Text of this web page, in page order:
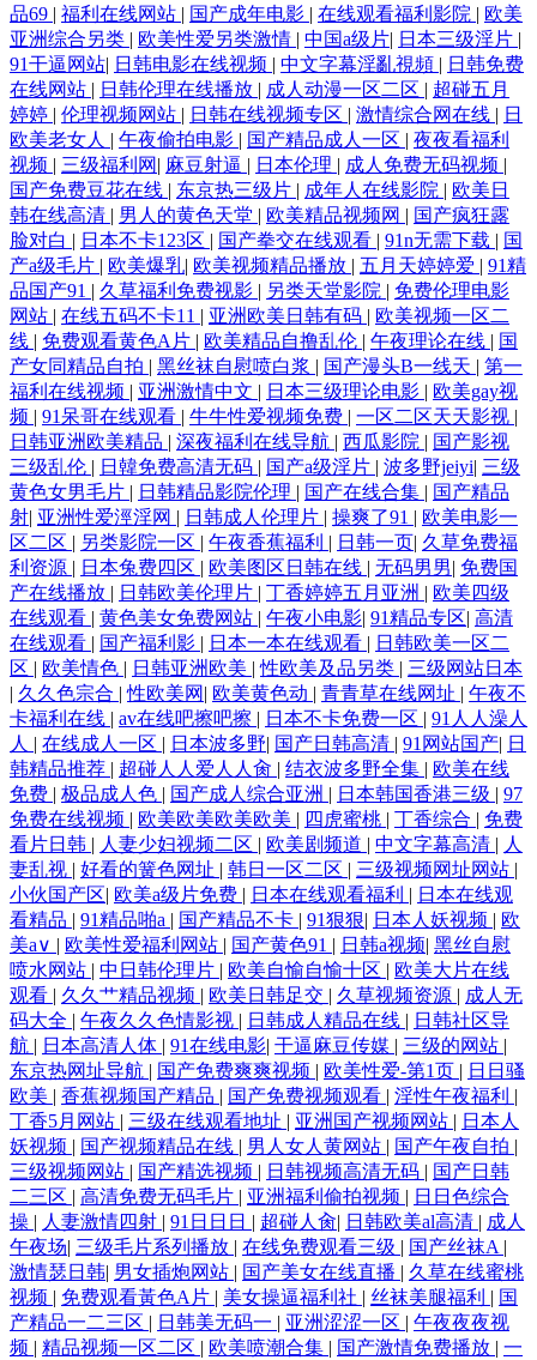
品69 | 福利在线网站 | 国产成年电影 | 在线观看福利影院 | 欧美
亚洲综合另类 | 欧美性爱另类激情 | 中国a级片| 日本三级淫片 |
91干逼网站| 日韩电影在线视频 | 中文字幕淫亂視頻 | 日韩免费
在线网站 | 日韩伦理在线播放 | 成人动漫一区二区 | 超碰五月
婷婷 | 伦理视频网站 | 日韩在线视频专区 | 激情综合网在线 | 日
欧美老女人 | 午夜偷拍电影 | 国产精品成人一区 | 夜夜看福利
视频 | 三级福利网 | 麻豆射逼 | 日本伦理 | 成人免费无码视频 |
国产免费豆花在线 | 东京热三级片 | 成年人在线影院 | 欧美日
韩在线高清 | 男人的黄色天堂 | 欧美精品视频网 | 国产疯狂露
脸对白 | 日本不卡123区 | 国产拳交在线观看 | 91n无需下载 | 国
产a级毛片 | 欧美爆乳| 欧美视频精品播放 | 五月天婷婷爱 | 91精
品国产91 | 久草福利免费视影 | 另类天堂影院 | 免费伦理电影
网站 | 在线五码不卡11 | 亚洲欧美日韩有码 | 欧美视频一区二
线 | 免费观看黄色A片 | 欧美精品自撸乱伦 | 午夜理论在线 | 国
产女同精品自拍 | 黑丝袜自慰喷白浆 | 国产漫头B一线天 | 第一
福利在线视频 | 亚洲激情中文 | 日本三级理论电影 | 欧美gay视
频 | 91呆哥在线观看 | 牛牛性爱视频免费 | 一区二区天天影视 |
日韩亚洲欧美精品 | 深夜福利在线导航 | 西瓜影院 | 国产影视
三级乱伦 | 日韓免费高清无码 | 国产a级淫片 | 波多野jeiyi| 三级
黄色女男毛片 | 日韩精品影院伦理 | 国产在线合集 | 国产精品
射| 亚洲性爱涇淫网 | 日韩成人伦理片 | 操爽了91 | 欧美电影一
区二区 | 另类影院一区 | 午夜香蕉福利 | 日韩一页| 久草免费福
利资源 | 日本兔费四区 | 欧美图区日韩在线 | 无码男男| 免费国
产在线播放 | 日韩欧美伦理片 | 丁香婷婷五月亚洲 | 欧美四级
在线观看 | 黄色美女免费网站 | 午夜小电影| 91精品专区| 高清
在线观看 | 国产福利影 | 日本一本在线观看 | 日韩欧美一区二
区 | 欧美情色 | 日韩亚洲欧美 |性欧美及品另类 | 三级网站日本
| 久久色宗合 |性欧美网 | 欧美黄色动 | 青青草在线网址 | 午夜不
卡福利在线 | av在线吧擦吧擦 | 日本不卡免费一区 | 91人人澡人
人 | 在线成人一区 | 日本波多野| 国产日韩高清 | 91网站国产| 日
韩精品推荐 | 超碰人人爱人人肏 | 结衣波多野全集 | 欧美在线
免费 | 极品成人色 | 国产成人综合亚洲 | 日本韩国香港三级 | 97
免费在线视频 | 欧美欧美欧美欧美 | 四虎蜜桃 | 丁香综合 | 免费
看片日韩 | 人妻少妇视频二区 | 欧美剧频道 | 中文字幕高清 | 人
妻乱视 | 好看的簧色网址 | 韩日一区二区 | 三级视频网址网站 |
小伙国产区| 欧美a级片免费 | 日本在线观看福利 | 日本在线观
看精品 | 91精品啪a | 国产精品不卡 | 91狠狠| 日本人妖视频 | 欧
美a∨ | 欧美性爱福利网站 | 国产黄色91 | 日韩a视频| 黑丝自慰
喷水网站 | 中日韩伦理片 | 欧美自愉自愉十区 | 欧美大片在线
观看 | 久久艹精品视频 | 欧美日韩足交 | 久草视频资源 | 成人无
码大全 | 午夜久久色情影视 | 日韩成人精品在线 | 日韩社区导
航 | 日本高清人体 | 91在线电影| 干逼麻豆传媒 | 三级的网站 |
东京热网址导航 | 国产免费爽爽视频 | 欧美性爱-第1页 | 日日骚
欧美 | 香蕉视频国产精品 | 国产免费视频观看 | 淫性午夜福利 |
丁香5月网站 | 三级在线观看地址 | 亚洲国产视频网站 | 日本人
妖视频 | 国产视频精品在线 | 男人女人黄网站 | 国产午夜自拍 |
三级视频网站 | 国产精选视频 | 日韩视频高清无码 | 国产日韩
二三区 | 高清免费无码毛片 | 亚洲福利偷拍视频 | 日日色综合
操 | 人妻激情四射 | 91日日日 | 超碰人肏| 日韩欧美al高清 | 成人
午夜场| 三级毛片系列播放 | 在线免费观看三级 | 国产丝袜A |
激情瑟日韩| 男女插炮网站 | 国产美女在线直播 | 久草在线蜜桃
视频 | 免费观看黃色A片 | 美女操逼福利社 | 丝袜美腿福利 | 国
产精品一二三区 | 日韩美无码一 | 亚洲涩涩一区 | 午夜夜夜视
频 | 精品视频一区二区 | 欧美喷潮合集 | 国产激情免费播放 | 一